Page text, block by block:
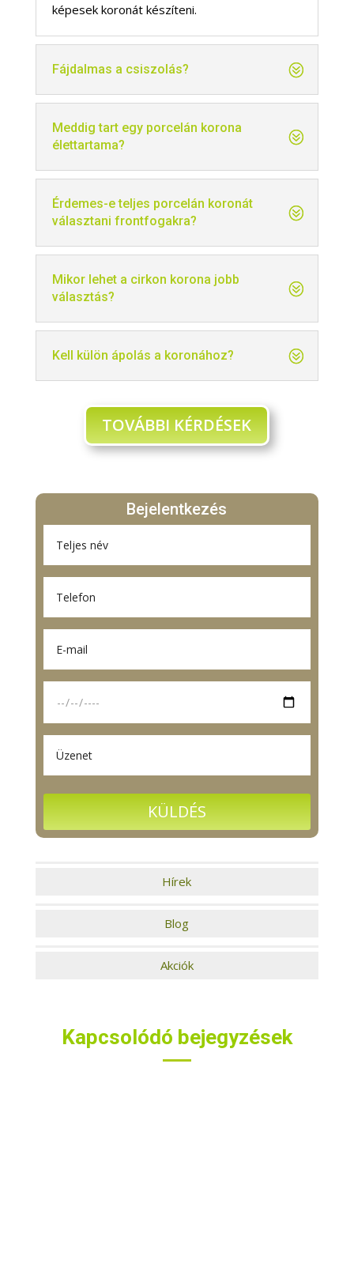
képesek koronát készíteni.
Fájdalmas a csiszolás?
Meddig tart egy porcelán korona
élettartama?
Érdemes-e teljes porcelán koronát
választani frontfogakra?
Mikor lehet a cirkon korona jobb
választás?
Kell külön ápolás a koronához?
TOVÁBBI KÉRDÉSEK
Bejelentkezés
Hírek
Blog
Akciók
Kapcsolódó bejegyzések